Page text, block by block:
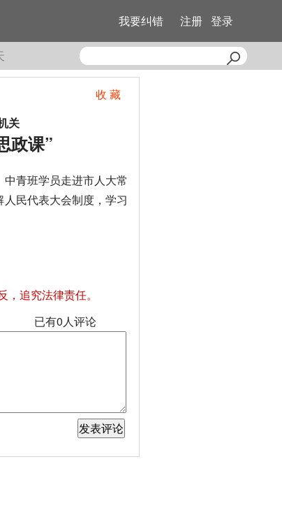
我要纠错 注册 登录
收 藏
关
政课”
青班学员走进市人大常
人民代表大会制度，学习
追究法律责任。
已有0人评论